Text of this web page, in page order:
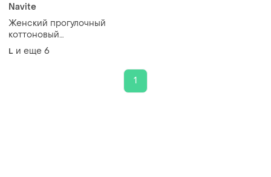
Navite
Женский прогулочный
коттоновый
костюм,женский
спортивный костюм с
L и еще 6
1